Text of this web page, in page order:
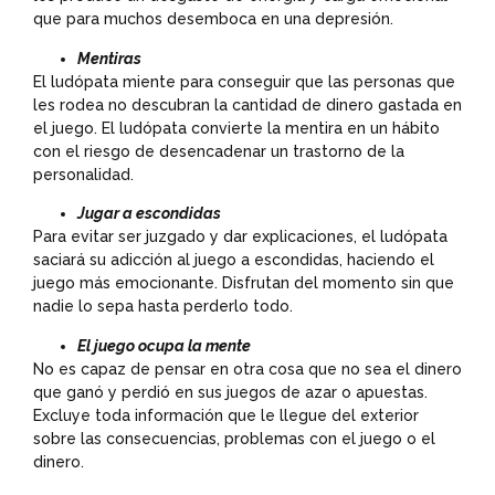
que para muchos desemboca en una depresión.
Mentiras
El ludópata miente para conseguir que las personas que
les rodea no descubran la cantidad de dinero gastada en
el juego. El ludópata convierte la mentira en un hábito
con el riesgo de desencadenar un trastorno de la
personalidad.
Jugar a escondidas
Para evitar ser juzgado y dar explicaciones, el ludópata
saciará su adicción al juego a escondidas, haciendo el
juego más emocionante. Disfrutan del momento sin que
nadie lo sepa hasta perderlo todo.
El juego ocupa la mente
No es capaz de pensar en otra cosa que no sea el dinero
que ganó y perdió en sus juegos de azar o apuestas.
Excluye toda información que le llegue del exterior
sobre las consecuencias, problemas con el juego o el
dinero.